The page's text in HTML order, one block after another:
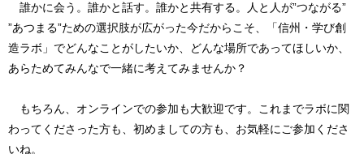
誰かに会う。誰かと話す。誰かと共有する。人と人が”つながる”
”あつまる”ための選択肢が広がった今だからこそ、「信州・学び創
造ラボ」でどんなことがしたいか、どんな場所であってほしいか、
あらためてみんなで一緒に考えてみませんか？
もちろん、オンラインでの参加も大歓迎です。これまでラボに関
わってくださった方も、初めましての方も、お気軽にご参加くださ
いね。